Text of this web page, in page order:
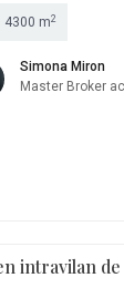
4300 m2
Simona Miron
Master Broker
intravilan